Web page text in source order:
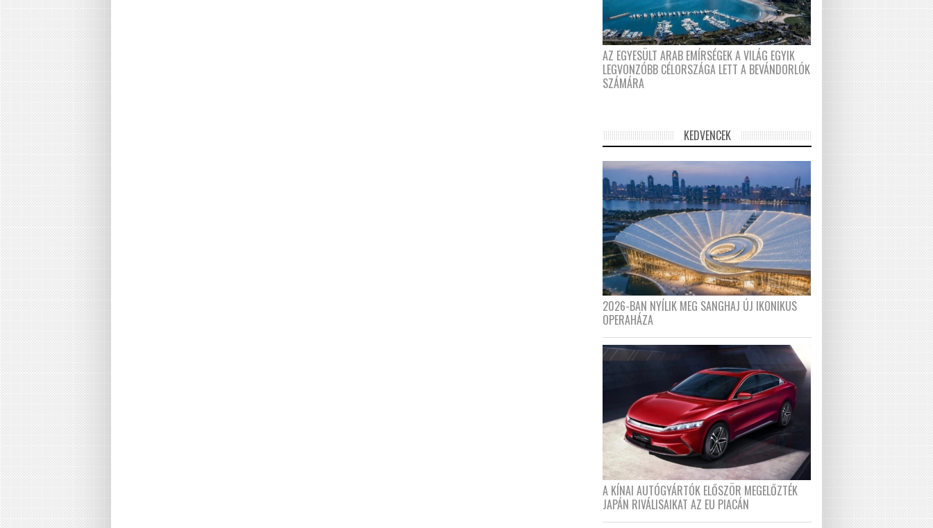
AZ EGYESÜLT ARAB EMÍRSÉGEK A VILÁG EGYIK
LEGVONZÓBB CÉLORSZÁGA LETT A BEVÁNDORLÓK
SZÁMÁRA
KEDVENCEK
2026-BAN NYÍLIK MEG SANGHAJ ÚJ IKONIKUS
OPERAHÁZA
A KÍNAI AUTÓGYÁRTÓK ELŐSZÖR MEGELŐZTÉK
JAPÁN RIVÁLISAIKAT AZ EU PIACÁN